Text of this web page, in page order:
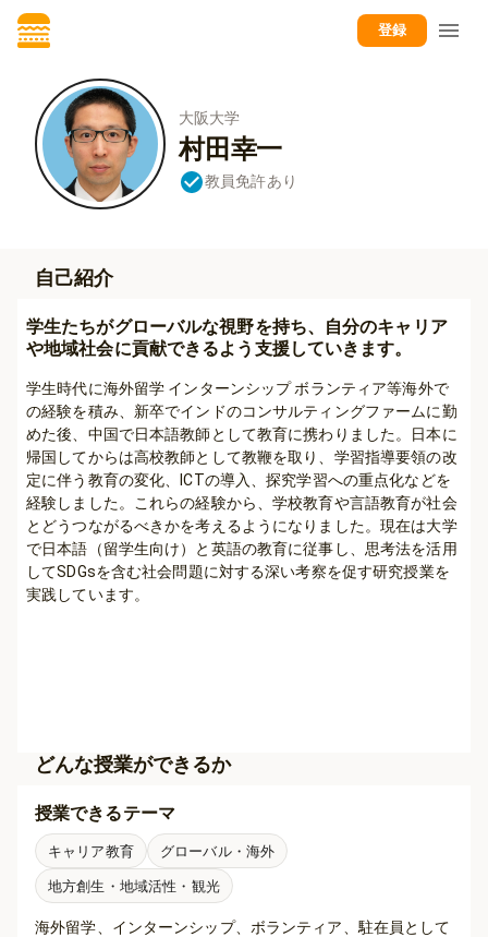
登録
大阪大学
村田幸一
教員免許あり
自己紹介
学生たちがグローバルな視野を持ち、自分のキャリア
や地域社会に貢献できるよう支援していきます。
学生時代に海外留学 インターンシップ ボランティア等海外で
の経験を積み、新卒でインドのコンサルティングファームに勤
めた後、中国で日本語教師として教育に携わりました。日本に
帰国してからは高校教師として教鞭を取り、学習指導要領の改
定に伴う教育の変化、ICTの導入、探究学習への重点化などを
経験しました。これらの経験から、学校教育や言語教育が社会
とどうつながるべきかを考えるようになりました。現在は大学
で日本語（留学生向け）と英語の教育に従事し、思考法を活用
してSDGsを含む社会問題に対する深い考察を促す研究授業を
実践しています。
どんな授業ができるか
授業できるテーマ
キャリア教育 グローバル・海外
地方創生・地域活性・観光
海外留学、インターンシップ、ボランティア、駐在員として